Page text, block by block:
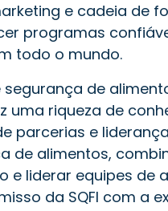
e cadeia de
programas
todo o mundo.
de
uma riqueza de
parcerias e
de alimentos,
e liderar equipes de
da SQFI com a